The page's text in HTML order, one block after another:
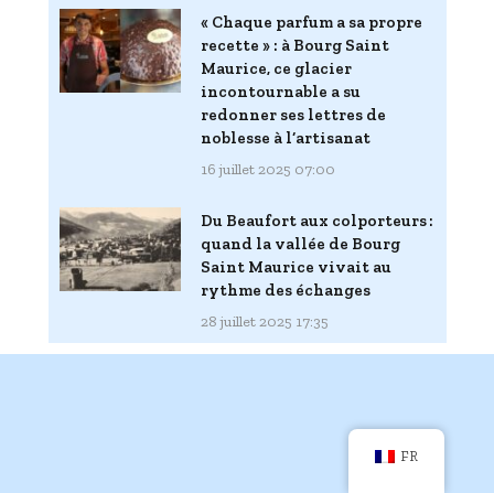
« Chaque parfum a sa propre
recette » : à Bourg Saint
Maurice, ce glacier
incontournable a su
redonner ses lettres de
noblesse à l’artisanat
16 juillet 2025 07:00
Du Beaufort aux colporteurs :
quand la vallée de Bourg
Saint Maurice vivait au
rythme des échanges
28 juillet 2025 17:35
FR